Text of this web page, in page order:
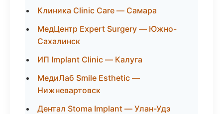
Клиника Clinic Care — Самара
МедЦентр Expert Surgery — Южно-
Сахалинск
ИП Implant Clinic — Калуга
МедиЛаб Smile Esthetic —
Нижневартовск
Дентал Stoma Implant — Улан-Удэ